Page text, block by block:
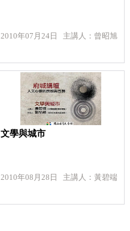
2010年07月24日 主講人：曾昭旭
文學與城市
2010年08月28日 主講人：黃碧端